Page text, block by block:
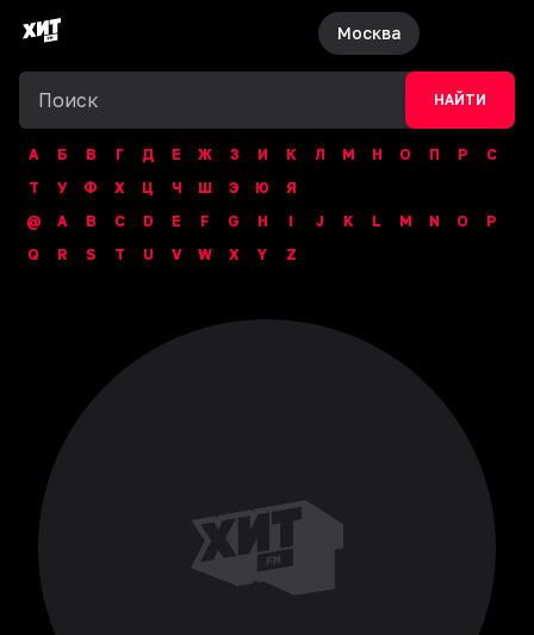
Москва
НАЙТИ
А Б В Г Д Е Ж З И К Л М Н О П Р
С
Т
У Ф Х Ц Ч Ш Э Ю
Я
@
A B C D E F G H I J K L M N O
P
Q
R S T U V W X Y Z